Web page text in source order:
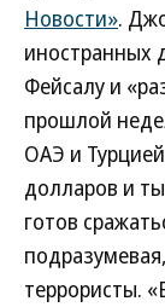
Новости».
иностранных
Фейсалу и
прошлой
ОАЭ и
долларов и
готов
террористы.